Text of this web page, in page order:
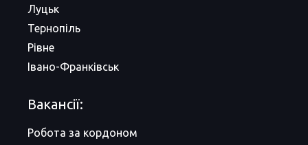
Луцьк
Тернопіль
Рівне
Івано-Франківськ
Вакансії:
Робота за кордоном